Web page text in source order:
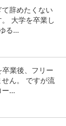
人をもっと見る
辞めたくない
大学を卒業し
る...
業後、フリー
ん。 ですが流
...